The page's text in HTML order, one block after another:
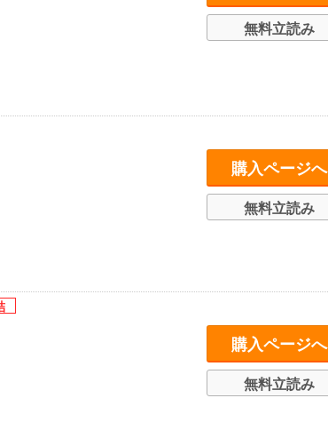
無料立読み
購入ページへ
無料立読み
購入ページへ
無料立読み